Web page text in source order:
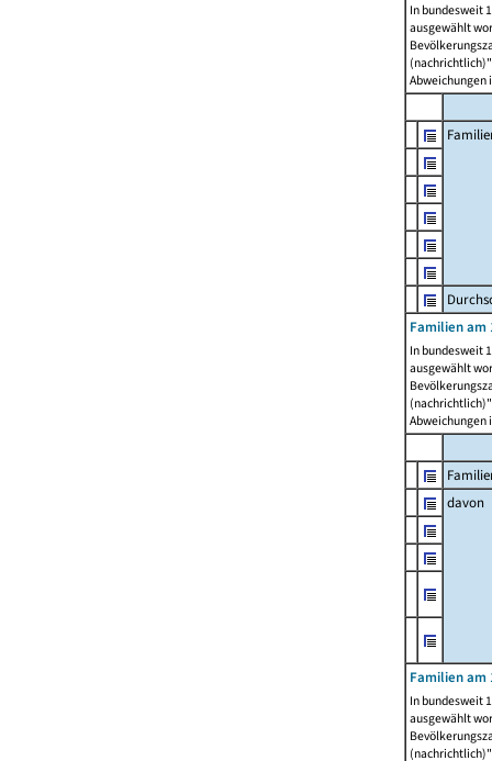
In bundesweit
ausgewählt
Abweichungen
Familien am
In bundesweit
ausgewählt
Abweichungen
davon
Familien am
In bundesweit
ausgewählt